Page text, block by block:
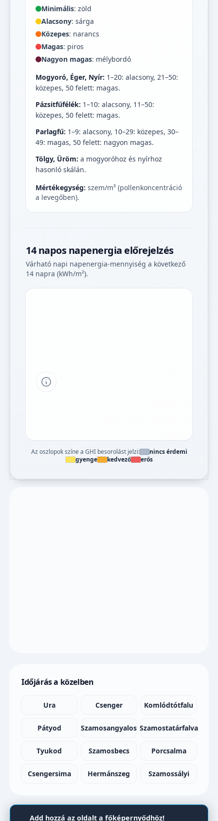
Minimális: zöld
Alacsony: sárga
Közepes: narancs
Magas: piros
Nagyon magas: mélybordó
Mogyoró, Éger, Nyír: 1–20: alacsony, 21–50:
közepes, 50 felett: magas.
Pázsitfűfélék: 1–10: alacsony, 11–50:
közepes, 50 felett: magas.
Parlagfű: 1–9: alacsony, 10–29: közepes, 30–
49: magas, 50 felett: nagyon magas.
Tölgy, Üröm: a mogyoróhoz és nyírhoz
hasonló skálán.
Mértékegység: szem/m³ (pollenkoncentráció
a levegőben).
14 napos napenergia előrejelzés
Várható napi napenergia-mennyiség a következő
14 napra (kWh/m²).
Tipp a grafikon jelmagyarázatához
Az oszlopok színe a GHI besorolást jelzi:
nincs érdemi
gyenge
kedvező erős
Időjárás a közelben
Ura Csenger Komlódtótfalu
Pátyod Szamosangyalos Szamostatárfalva
Tyukod Szamosbecs Porcsalma
Csengersima Hermánszeg Szamossályi
Add hozzá az oldalt a főképernyődhöz!